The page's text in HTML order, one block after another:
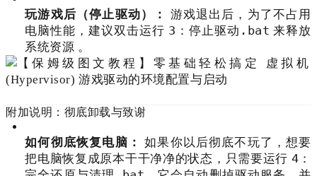
玩游戏后（停止驱动）：
游戏退出后，为了不占用
电脑性能，建议双击运行 3：停止驱动.bat 来释放
系统资源 。
附加说明：彻底卸载与致谢
如何彻底恢复电脑：
如果你以后彻底不玩了，想要
把电脑恢复成原本干干净净的状态，只需要运行 4：